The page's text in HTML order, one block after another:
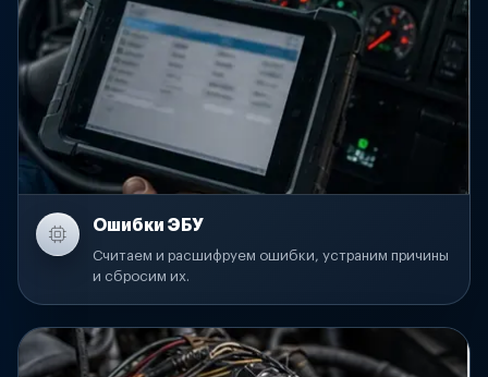
Ошибки ЭБУ
Считаем и расшифруем ошибки, устраним причины
и сбросим их.